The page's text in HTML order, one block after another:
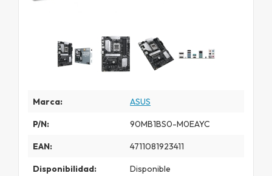
Marca: ASUS
P/N: 90MB1BS0-M0EAYC
EAN: 4711081923411
Disponibilidad: Disponible